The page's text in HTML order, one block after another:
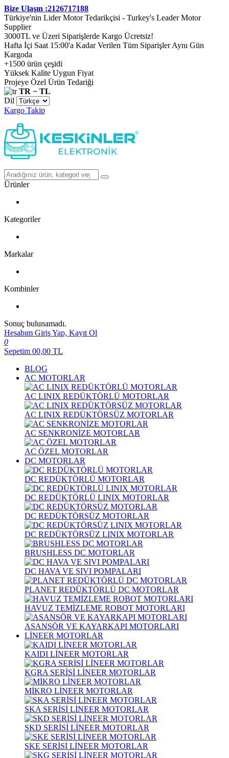
Bize Ulaşın :2126717188
Türkiye'nin Lider Motor Tedarikçisi - Turkey's Leader Motor
Supplier
3000TL ve Üzeri Siparişlerde Kargo Ücretsiz!
Hafta İçi Saat 15:00'a Kadar Verilen Tüm Siparişler Aynı Gün
Kargoda
+1500 ürün çeşidi
Yüksek Kalite Uygun Fiyat
Projeye Özel Ürün Tedariği
TR − TL
Dil
Kargo Takip
Ürünler
Kategoriler
Markalar
Kombinler
Sonuç bulunamadı.
Hesabım Giriş Yap, Kayıt Ol
0
Sepetim 00,00 TL
BLOG
AC MOTORLAR
AC LINIX REDÜKTÖRLÜ MOTORLAR
AC LINIX REDÜKTÖRSÜZ MOTORLAR
AC SENKRONİZE MOTORLAR
AC ÖZEL MOTORLAR
DC MOTORLAR
DC REDÜKTÖRLÜ MOTORLAR
DC REDÜKTÖRLÜ LINIX MOTORLAR
DC REDÜKTÖRSÜZ MOTORLAR
DC REDÜKTÖRSÜZ LINIX MOTORLAR
BRUSHLESS DC MOTORLAR
DC HAVA VE SIVI POMPALARI
PLANET REDÜKTÖRLÜ DC MOTORLAR
HAVUZ TEMİZLEME ROBOT MOTORLARI
ASANSÖR VE KAYARKAPI MOTORLARI
LİNEER MOTORLAR
KAIDI LİNEER MOTORLAR
KGRA SERİSİ LİNEER MOTORLAR
MİKRO LİNEER MOTORLAR
SKA SERİSİ LİNEER MOTORLAR
SKD SERİSİ LİNEER MOTORLAR
SKE SERİSİ LİNEER MOTORLAR